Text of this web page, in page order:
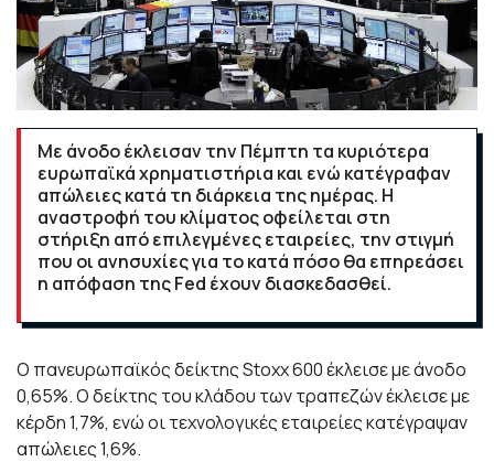
Με άνοδο έκλεισαν την Πέμπτη τα κυριότερα
ευρωπαϊκά χρηματιστήρια και ενώ κατέγραφαν
απώλειες κατά τη διάρκεια της ημέρας. Η
αναστροφή του κλίματος οφείλεται στη
στήριξη από επιλεγμένες εταιρείες, την στιγμή
που οι ανησυχίες για το κατά πόσο θα επηρεάσει
η απόφαση της Fed έχουν διασκεδασθεί.
Ο πανευρωπαϊκός δείκτης Stoxx 600 έκλεισε με άνοδο
0,65%. Ο δείκτης του κλάδου των τραπεζών έκλεισε με
κέρδη 1,7%, ενώ οι τεχνολογικές εταιρείες κατέγραψαν
απώλειες 1,6%.